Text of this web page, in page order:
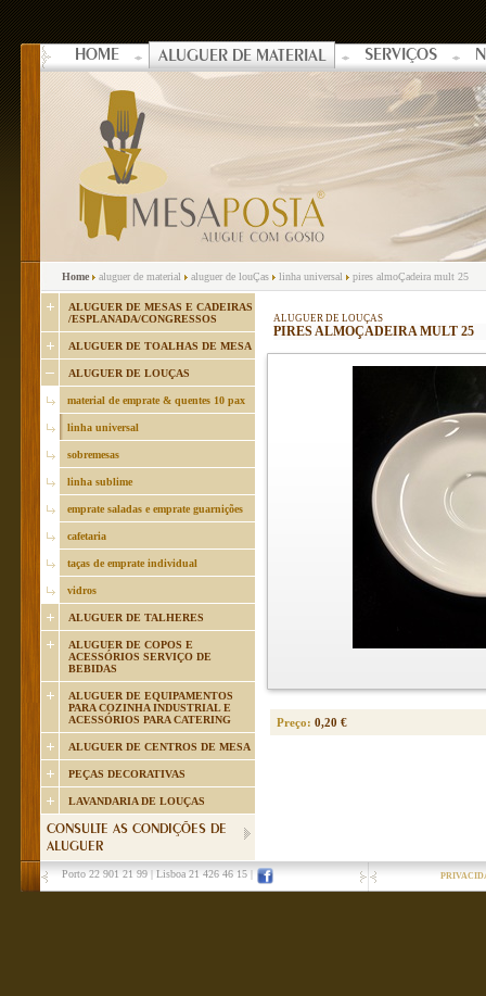
HOME ALUGUER DE MATERIAL SERVIÇOS
Home aluguer de material aluguer de louÇas linha universal pires almoÇadeira mult 25
ALUGUER DE MESAS E CADEIRAS
/ESPLANADA/CONGRESSOS
ALUGUER DE TOALHAS DE MESA
ALUGUER DE LOUÇAS
material de emprate & quentes 10 pax
linha universal
sobremesas
linha sublime
emprate saladas e emprate guarnições
cafetaria
taças de emprate individual
vidros
ALUGUER DE TALHERES
ALUGUER DE COPOS E
ACESSÓRIOS SERVIÇO DE
BEBIDAS
ALUGUER DE EQUIPAMENTOS
PARA COZINHA INDUSTRIAL E
ACESSÓRIOS PARA CATERING
ALUGUER DE CENTROS DE MESA
PEÇAS DECORATIVAS
LAVANDARIA DE LOUÇAS
CONSULTE AS CONDIÇÕES DE
ALUGUER
ALUGUER DE LOUÇAS
PIRES ALMOÇADEIRA MULT 25
Preço: 0,20 €
Porto 22 901 21 99 Lisboa 21 426 46 15